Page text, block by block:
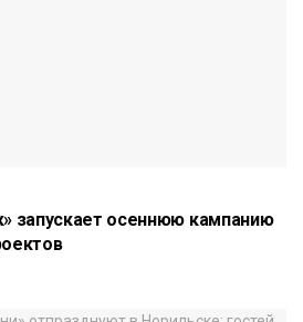
запускает осеннюю кампанию